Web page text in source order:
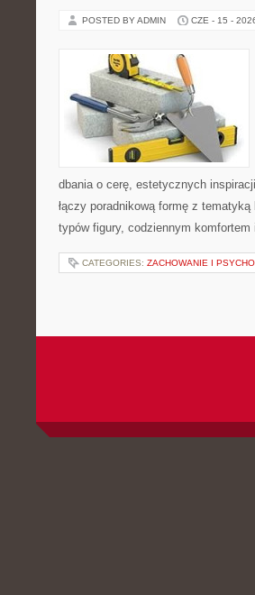
POSTED BY ADMIN CZE - 15 -
dbania o cerę, estetycznych
łączy poradnikową formę z
typów figury, codziennym
CATEGORIES: ZACHOWANIE I